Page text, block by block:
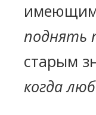
поднять
старым
когда